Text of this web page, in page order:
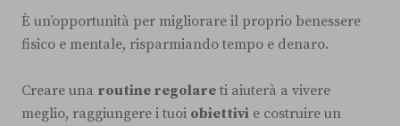
È un’opportunità per migliorare il proprio benessere
fisico e mentale, risparmiando tempo e denaro.
Creare una routine regolare ti aiuterà a vivere
meglio, raggiungere i tuoi obiettivi e costruire un